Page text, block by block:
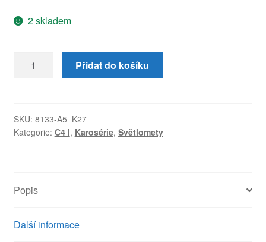
2 skladem
zadní
Citroën
C4
množství
Přidat do košíku
SKU: 8133-A5_K27
Kategorie: C4 I, Karosérie, Světlomety
Popis
Další informace